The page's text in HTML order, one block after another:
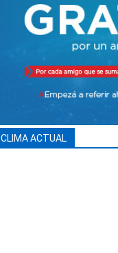
CLIMA ACTUAL